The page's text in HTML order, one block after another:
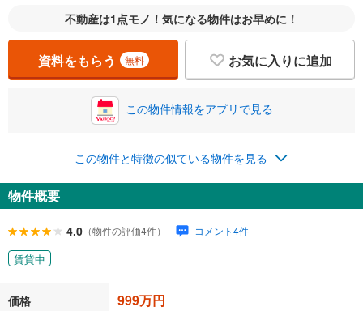
不動産は1点モノ！気になる物件はお早めに！
資料をもらう 無料 お気に入りに追加
この物件情報をアプリで見る
この物件と特徴の似ている物件を見る
物件概要
4.0 （物件の評価4件） コメント4件
賃貸中
価格 999万円